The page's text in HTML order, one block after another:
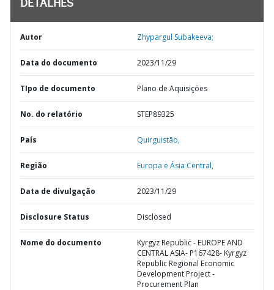
DETALHES
Autor Zhypargul Subakeeva;
Data do documento 2023/11/29
TIpo de documento Plano de Aquisições
No. do relatório STEP89325
País Quirguistão,
Região Europa e Ásia Central,
Data de divulgação 2023/11/29
Disclosure Status Disclosed
Nome do documento
Kyrgyz Republic - EUROPE AND
CENTRAL ASIA- P167428- Kyrgyz
Republic Regional Economic
Development Project -
Procurement Plan